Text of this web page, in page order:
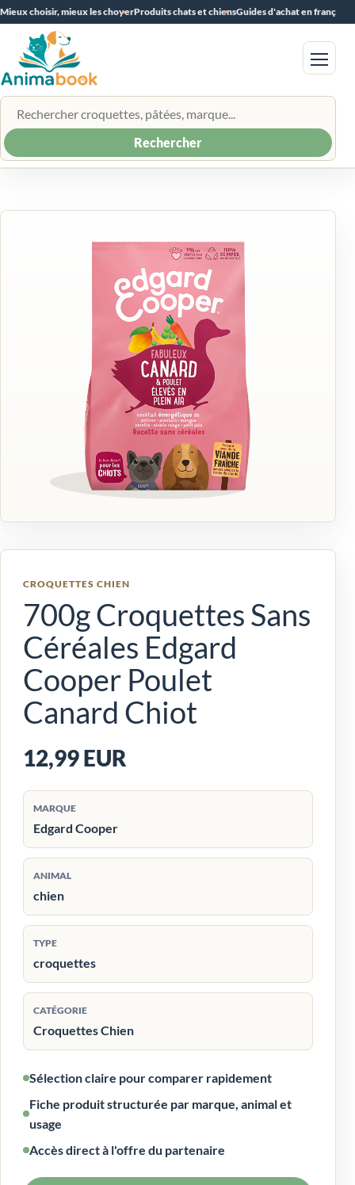
Mieux choisir, mieux les choyerProduits chats et chiensGuides d'achat en français
Rechercher un produit
Rechercher
Menu
CROQUETTES CHIEN
700g Croquettes Sans
Céréales Edgard
Cooper Poulet
Canard Chiot
12,99 EUR
MARQUE
Edgard Cooper
ANIMAL
chien
TYPE
croquettes
CATÉGORIE
Croquettes Chien
Sélection claire pour comparer rapidement
Fiche produit structurée par marque, animal et
usage
Accès direct à l'offre du partenaire